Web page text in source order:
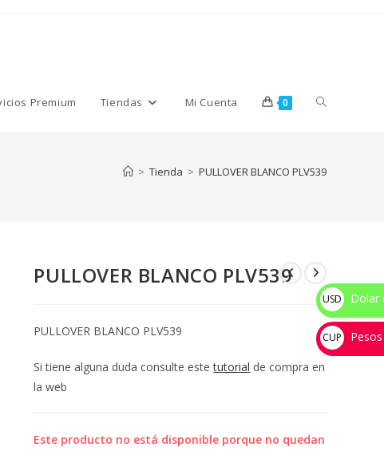
Premium Tiendas Mi Cuenta 0 Alternar
la
web
> Tienda > PULLOVER BLANCO PLV539
PULLOVER BLANCO PLV539
PULLOVER BLANCO PLV539
Si tiene alguna duda consulte estetutorial de compra en
la web
Este producto no está disponible porque no quedan
USD
$
Dolar
CUP
💰
Pesos